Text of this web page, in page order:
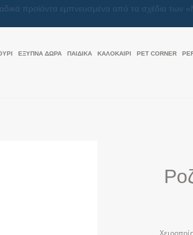
Μαζί, κάνουμε κάθε δώρο μια πράξη αγάπης
ΕΞΥΠΝΑ ΔΩΡΑ ΠΑΙΔΙΚΑ ΚΑΛΟΚΑΊΡΙ PET CORNER